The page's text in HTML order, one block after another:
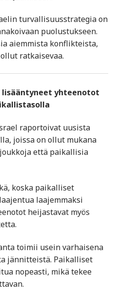
turvallisuusstrategia on
puolustukseen.
aiemmista konflikteista,
ratkaisevaa.
yhteenotot
raportoivat uusista
joissa on ollut mukana
että paikallisia
koska paikalliset
laajemmaksi
heijastavat myös
toimii usein varhaisena
jännitteistä. Paikalliset
nopeasti, mikä tekee